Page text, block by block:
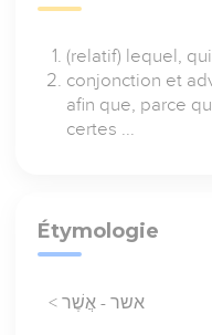
(relatif) lequel,
conjonction et
afin que, parce
certes ...
Étymologie
< אשר - אֲשֶׁר